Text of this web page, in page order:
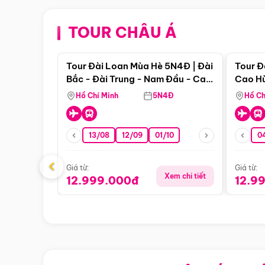
TOUR CHÂU ÁĐiểm nổi bật
Tour Đài Loan Mùa Hè 5N4Đ | Đài
Bắc - Đài Trung - Nam Đầu - Cao
Hùng ( Bay Vn)
Hồ Chí Minh 5N4Đ
13/08 12/09 01/10
Giá từ:
12.999.000đ Xem chi tiết
Tour
Cao
(Bay
Hồ
Giá từ:
‹